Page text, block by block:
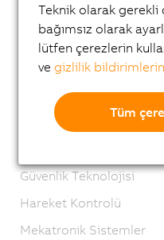
I/O Sistemleri
X20 System
Coated X20 systems
X67 System
XV System
Güvenlik Teknolojisi
Hareket Kontrolü
Mekatronik Sistemler
Teknik olarak gerekli
bağımsız olarak
lütfen çerezlerin
vegizlilik
Tüm